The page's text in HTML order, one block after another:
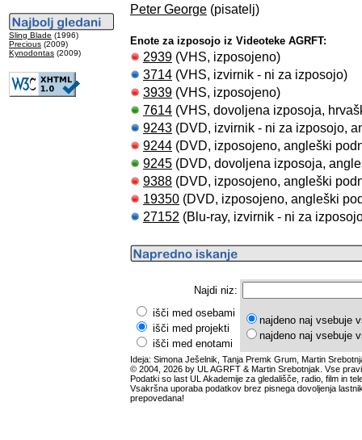
Sling Blade (1996)
Precious (2009)
Kynodontas (2009)
Peter George (pisatelj)
Enote za izposojo iz Videoteke AGRFT:
2939 (VHS, izposojeno)
3714 (VHS, izvirnik - ni za izposojo)
3939 (VHS, izposojeno)
7614 (VHS, dovoljena izposoja,
9243 (DVD, izvirnik - ni za izposojo,
9244 (DVD, izposojeno, angleški
9245 (DVD, dovoljena izposoja,
9388 (DVD, izposojeno, angleški
19350 (DVD, izposojeno, angleški
27152 (Blu-ray, izvirnik - ni za
Najdi niz:
išči med osebami
išči med projekti
išči med enotami
najdeno naj vsebuje
najdeno naj vsebuje
Ideja: Simona Ješelnik, Tanja Premk Grum, Martin
© 2004, 2026 by UL AGRFT & Martin Srebotnjak. Vse
Podatki so last UL Akademije za gledališče, radio, film in
Vsakršna uporaba podatkov brez pisnega dovoljenja
prepovedana!